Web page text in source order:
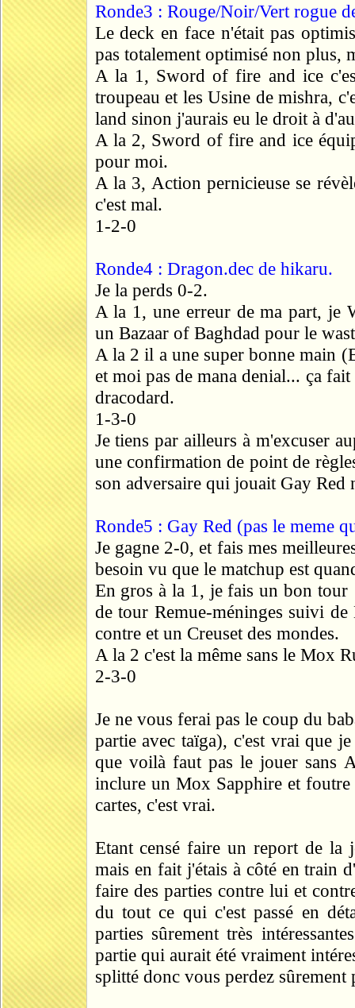
Ronde3 : Rouge/Noir/Vert rogue
Le deck en face n'était pas
pas totalement optimisé non plus,
A la 1, Sword of fire and ice
troupeau et les Usine de mishra,
land sinon j'aurais eu le droit à
A la 2, Sword of fire and ice
pour moi.
A la 3, Action pernicieuse se
c'est mal.
1-2-0
Ronde4 : Dragon.dec de hikaru.
Je la perds 0-2.
A la 1, une erreur de ma part, je
un Bazaar of Baghdad pour le
A la 2 il a une super bonne main
et moi pas de mana denial... ça
dracodard.
1-3-0
Je tiens par ailleurs à m'excuser
une confirmation de point de
son adversaire qui jouait Gay Red
Ronde5 : Gay Red (pas le meme
Je gagne 2-0, et fais mes
besoin vu que le matchup est
En gros à la 1, je fais un bon
de tour Remue-méninges suivi
contre et un Creuset des mondes.
A la 2 c'est la même sans le Mox
2-3-0
Je ne vous ferai pas le coup du
partie avec taïga), c'est vrai que
que voilà faut pas le jouer sans
inclure un Mox Sapphire et
cartes, c'est vrai.
Etant censé faire un report de la
mais en fait j'étais à côté en train
faire des parties contre lui et
du tout ce qui c'est passé en
parties sûrement très
partie qui aurait été vraiment
splitté donc vous perdez sûrement